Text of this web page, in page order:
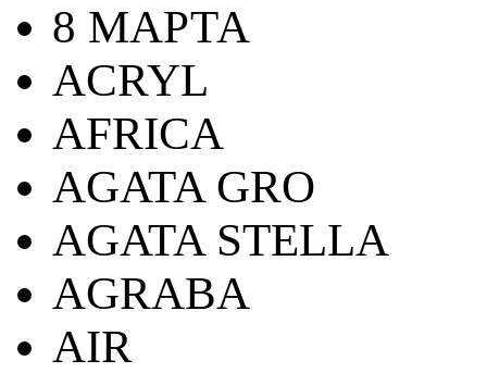
8 МАРТА
ACRYL
AFRICA
AGATA GRO
AGATA STELLA
AGRABA
AIR